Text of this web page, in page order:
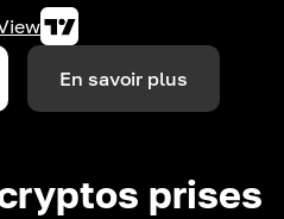
En savoir plus
prises